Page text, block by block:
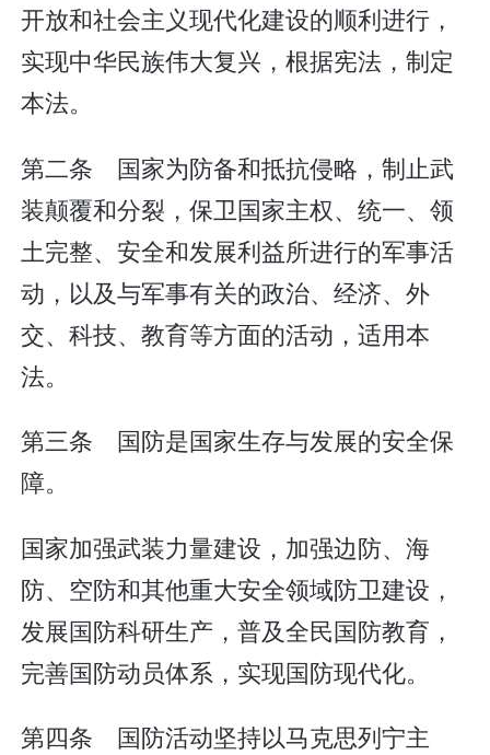
开放和社会主义现代化建设的顺利进行，
实现中华民族伟大复兴，根据宪法，制定
本法。
第二条 国家为防备和抵抗侵略，制止武
装颠覆和分裂，保卫国家主权、统一、领
土完整、安全和发展利益所进行的军事活
动，以及与军事有关的政治、经济、外
交、科技、教育等方面的活动，适用本
法。
第三条 国防是国家生存与发展的安全保
障。
国家加强武装力量建设，加强边防、海
防、空防和其他重大安全领域防卫建设，
发展国防科研生产，普及全民国防教育，
完善国防动员体系，实现国防现代化。
第四条 国防活动坚持以马克思列宁主